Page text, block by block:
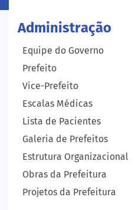
Administração
Equipe do Governo
Prefeito
Vice-Prefeito
Escalas Médicas
Lista de Pacientes
Galeria de Prefeitos
Estrutura Organizacional
Obras da Prefeitura
Projetos da Prefeitura